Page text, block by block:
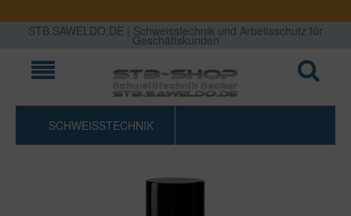
STB.SAWELDO.DE | Schweisstechnik und Arbeitsschutz für
Geschäftskunden
SCHWEISSTECHNIK